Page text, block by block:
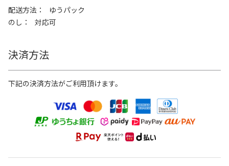
配送方法
ゆうパック
のし
対応可
決済方法
下記の決済方法がご利用頂けます。